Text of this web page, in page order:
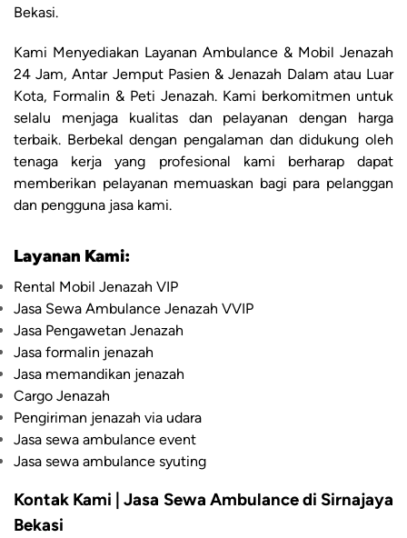
Bekasi.
Kami Menyediakan Layanan Ambulance & Mobil Jenazah
24 Jam, Antar Jemput Pasien & Jenazah Dalam atau Luar
Kota, Formalin & Peti Jenazah. Kami berkomitmen untuk
selalu menjaga kualitas dan pelayanan dengan harga
terbaik. Berbekal dengan pengalaman dan didukung oleh
tenaga kerja yang profesional kami berharap dapat
memberikan pelayanan memuaskan bagi para pelanggan
dan pengguna jasa kami.
Layanan Kami:
Rental Mobil Jenazah VIP
Jasa Sewa Ambulance Jenazah VVIP
Jasa Pengawetan Jenazah
Jasa formalin jenazah
Jasa memandikan jenazah
Cargo Jenazah
Pengiriman jenazah via udara
Jasa sewa ambulance event
Jasa sewa ambulance syuting
Kontak Kami | Jasa Sewa Ambulance di Sirnajaya
Bekasi